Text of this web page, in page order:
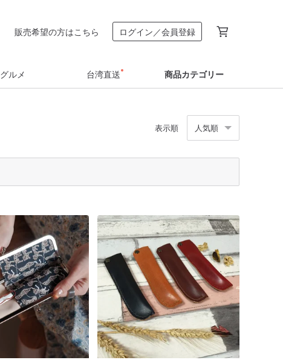
販売希望の方はこちら ログイン／会員登録
グルメ 台湾直送 商品カテゴリー
表示順 人気順